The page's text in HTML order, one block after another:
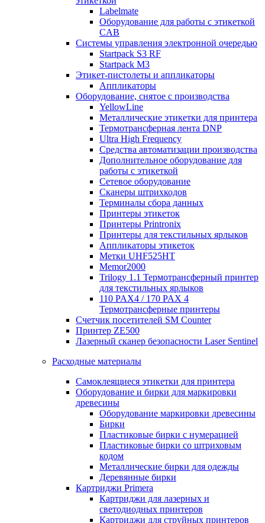
Labelmate
Оборудование для работы с этикеткой
CAB
Системы управления электронной очередью
Startpack S3 RF
Startpack M3
Этикет-пистолеты и аппликаторы
Аппликаторы
Оборудование, снятое с производства
YellowLine
Металлические этикетки для принтера
Термотрансферная лента DNP
Ultra High Frequency
Средства автоматизации производства
Дополнительное оборудование для
работы с этикеткой
Сетевое оборудование
Сканеры штрихкодов
Терминалы сбора данных
Принтеры этикеток
Принтеры Printronix
Принтеры для текстильных ярлыков
Аппликаторы этикеток
Метки UHF525HT
Memor2000
Trilogy 1.1 Термотрансферный принтер
для текстильных ярлыков
110 PAX4 / 170 PAX 4
Термотрансферные принтеры
Счетчик посетителей SM Counter
Принтер ZE500
Лазерный сканер безопасности Laser Sentinel
Расходные материалы
Самоклеящиеся этикетки для принтера
Оборудование и бирки для маркировки
древесины
Оборудование маркировки древесины
Бирки
Пластиковые бирки с нумерацией
Пластиковые бирки со штриховым
кодом
Металлические бирки для одежды
Деревянные бирки
Картриджи Primera
Картриджи для лазерных и
светодиодных принтеров
Картриджи для струйных принтеров